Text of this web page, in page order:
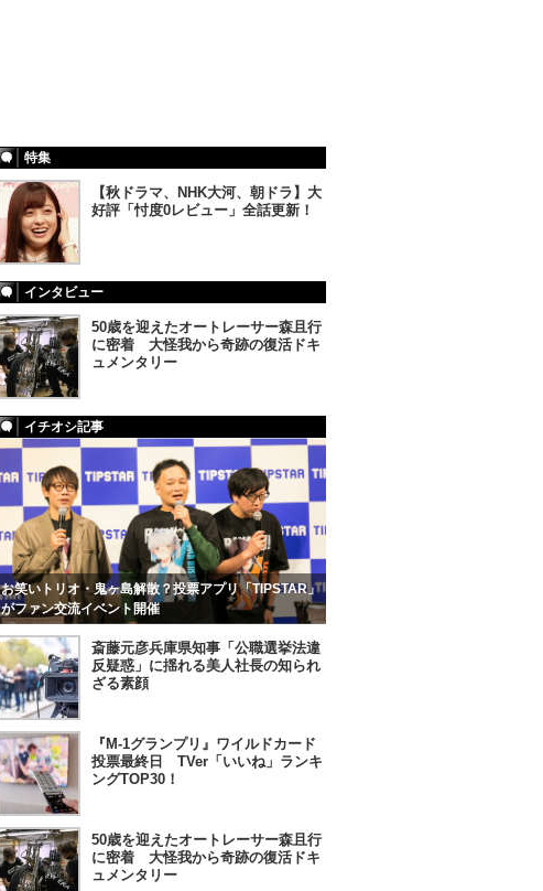
特集
【秋ドラマ、NHK大河、朝ドラ】大
好評「忖度0レビュー」全話更新！
インタビュー
50歳を迎えたオートレーサー森且行
に密着 大怪我から奇跡の復活ドキ
ュメンタリー
イチオシ記事
お笑いトリオ・鬼ヶ島解散？投票アプリ「TIPSTAR」
がファン交流イベント開催
斎藤元彦兵庫県知事「公職選挙法違
反疑惑」に揺れる美人社長の知られ
ざる素顔
『M-1グランプリ』ワイルドカード
投票最終日 TVer「いいね」ランキ
ングTOP30！
50歳を迎えたオートレーサー森且行
に密着 大怪我から奇跡の復活ドキ
ュメンタリー